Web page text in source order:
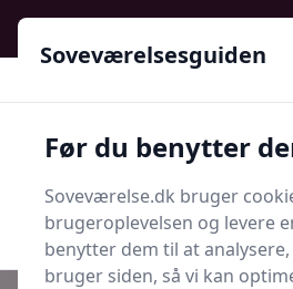
Søg nu
Søg nu
Soveværelsesguiden
Før du benytter
Soveværelse.dk bruger
brugeroplevelsen og levere
benytter dem til at
bruger siden, så vi kan